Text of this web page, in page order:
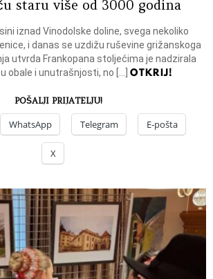
staru više od 3000 godina
iznad Vinodolske doline, svega nekoliko
i danas se uzdižu ruševine grižanskoga
utvrda Frankopana stoljećima je nadzirala
obale i unutrašnjosti, no […]OTKRIJ!
POŠALJI PRIJATELJU!
WhatsApp Telegram E-pošta
X